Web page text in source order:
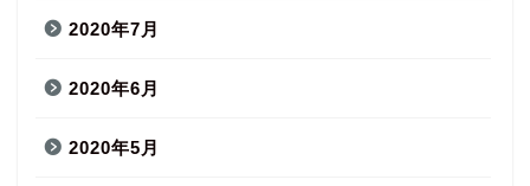
2020年7月
2020年6月
2020年5月